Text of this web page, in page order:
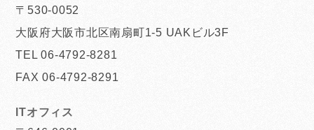
〒530-0052
大阪府大阪市北区南扇町1-5 UAKビル3F
TEL 06-4792-8281
FAX 06-4792-8291
ITオフィス